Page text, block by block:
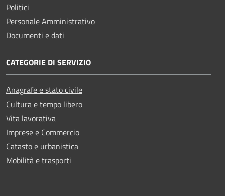
Politici
Personale Amministrativo
Documenti e dati
CATEGORIE DI SERVIZIO
Anagrafe e stato civile
Cultura e tempo libero
Vita lavorativa
Imprese e Commercio
Catasto e urbanistica
Mobilità e trasporti